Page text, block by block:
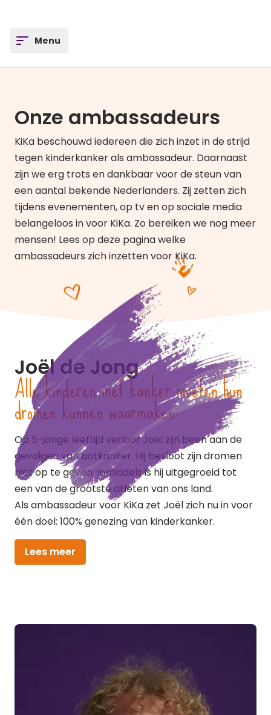
Open
Menu
Onze ambassadeurs
KiKa beschouwd iedereen die zich inzet in de strijd
tegen kinderkanker als ambassadeur. Daarnaast
zijn we erg trots en dankbaar voor de steun van
een aantal bekende Nederlanders. Zij zetten zich
tijdens evenementen, op tv en op sociale media
belangeloos in voor KiKa. Zo bereiken we nog meer
mensen! Lees op deze pagina welke
ambassadeurs zich inzetten voor KiKa.
Joël de Jong
Alle kinderen met kanker moeten hun
dromen kunnen waarmaken
Op 5-jarige leeftijd verloor Joël zijn been aan de
gevolgen van botkanker. Hij besloot zijn dromen
niet op te geven. Inmiddels is hij uitgegroeid tot
een van de grootste atleten van ons land.
Als ambassadeur voor KiKa zet Joël zich nu in voor
één doel: 100% genezing van kinderkanker.
Lees meer